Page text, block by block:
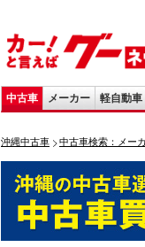
中古車 メーカー 軽自動車
沖縄中古車 中古車検索：メー